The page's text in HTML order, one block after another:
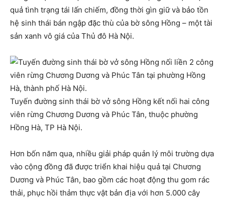
quả tình trạng tái lấn chiếm, đồng thời gìn giữ và bảo tồn
hệ sinh thái bán ngập đặc thù của bờ sông Hồng – một tài
sản xanh vô giá của Thủ đô Hà Nội.
Tuyến đường sinh thái bờ vở sông Hồng kết nối hai công
viên rừng Chương Dương và Phúc Tân, thuộc phường
Hồng Hà, TP Hà Nội.
Hơn bốn năm qua, nhiều giải pháp quản lý môi trường dựa
vào cộng đồng đã được triển khai hiệu quả tại Chương
Dương và Phúc Tân, bao gồm các hoạt động thu gom rác
thải, phục hồi thảm thực vật bản địa với hơn 5.000 cây